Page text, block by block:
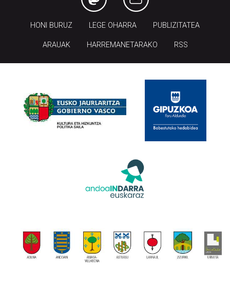
HONI BURUZ LEGE OHARRA PUBLIZITATEA
ARAUAK HARREMANETARAKO RSS